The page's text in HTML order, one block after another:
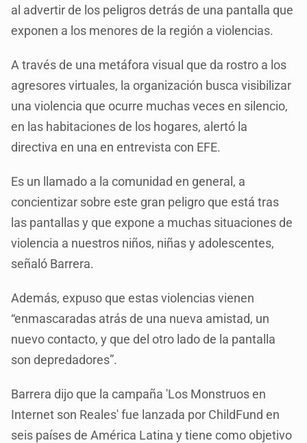
al advertir de los peligros detrás de una pantalla que
exponen a los menores de la región a violencias.
A través de una metáfora visual que da rostro a los
agresores virtuales, la organización busca visibilizar
una violencia que ocurre muchas veces en silencio,
en las habitaciones de los hogares, alertó la
directiva en una en entrevista con EFE.
Es un llamado a la comunidad en general, a
concientizar sobre este gran peligro que está tras
las pantallas y que expone a muchas situaciones de
violencia a nuestros niños, niñas y adolescentes,
señaló Barrera.
Además, expuso que estas violencias vienen
“enmascaradas atrás de una nueva amistad, un
nuevo contacto, y que del otro lado de la pantalla
son depredadores”.
Barrera dijo que la campaña 'Los Monstruos en
Internet son Reales' fue lanzada por ChildFund en
seis países de América Latina y tiene como objetivo